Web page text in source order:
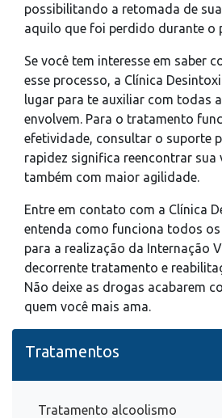
possibilitando a retomada de
aquilo que foi perdido durante o
Se você tem interesse em saber
esse processo, a Clínica
lugar para te auxiliar com todas
envolvem. Para o tratamento
efetividade, consultar o suporte
rapidez significa reencontrar sua
também com maior agilidade.
Entre em contato com a Clínica
entenda como funciona todos
para a realização da Internação
decorrente tratamento e
Não deixe as drogas acabarem
quem você mais ama.
Tratamentos
Tratamento alcoolismo